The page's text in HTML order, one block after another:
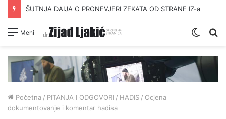
ŠUTNJA DAIJA O PRONEVJERI ZEKATA OD STRANE IZ-a
Meni
Switch
Početna / PITANJA I ODGOVORI / HADIS / Ocjena
dokumentovanje i komentar hadisa